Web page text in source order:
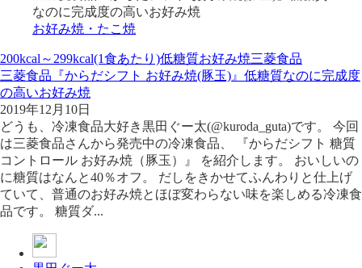
お好み焼・たこ焼
200kcal～299kcal(1食あたり)低糖質お好み焼三菱食品
三菱食品『からだシフト お好み焼(豚玉)』低糖質なのに完成度
の高いお好み焼
2019年12月10日
どうも、冷凍食品大好き黒田ぐー太(@kuroda_guta)です。 今回
は三菱食品さんから発売中の冷凍食品、 『からだシフト 糖質
コントロール お好み焼（豚玉）』 を紹介します。 おいしいの
に糖質はなんと40％オフ。 だしをきかせてふんわりと仕上げ
ていて、普通のお好み焼とほぼ変わらない味を楽しめる冷凍食
品です。 糖質ダ...